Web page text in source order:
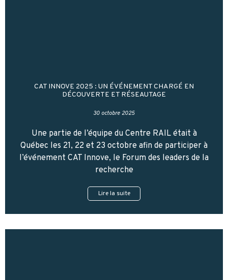
CAT INNOVE 2025 : UN ÉVÉNEMENT CHARGÉ EN
DÉCOUVERTE ET RÉSEAUTAGE
30 octobre 2025
Une partie de l’équipe du Centre RAIL était à
Québec les 21, 22 et 23 octobre afin de participer à
l’événement CAT Innove, le Forum des leaders de la
recherche
Lire la suite